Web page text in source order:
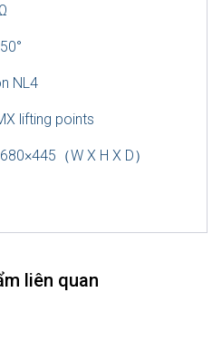
NL4
lifting points
（W X H X D）
liên quan